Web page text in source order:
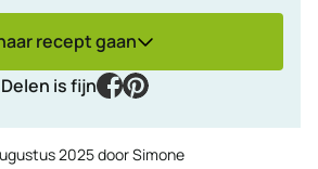
recept gaan
Delen is fijn
facebook
pinterest
2025doorSimone